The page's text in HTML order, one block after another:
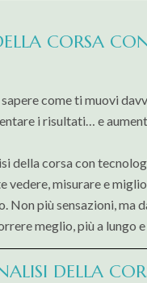
CORSA
come ti muovi
i risultati… e
della corsa con
vedere, misurare e
Non più sensazioni, ma
meglio, più a lungo
DELLA